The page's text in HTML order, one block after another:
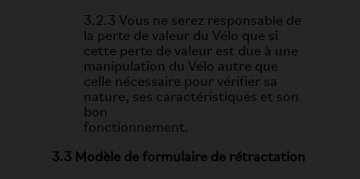
3.2.3 Vous ne serez responsable de
la perte de valeur du Vélo que si
cette perte de valeur est due à une
manipulation du Vélo autre que
celle nécessaire pour vérifier sa
nature, ses caractéristiques et son
bon
fonctionnement.
3.3 Modèle de formulaire de rétractation